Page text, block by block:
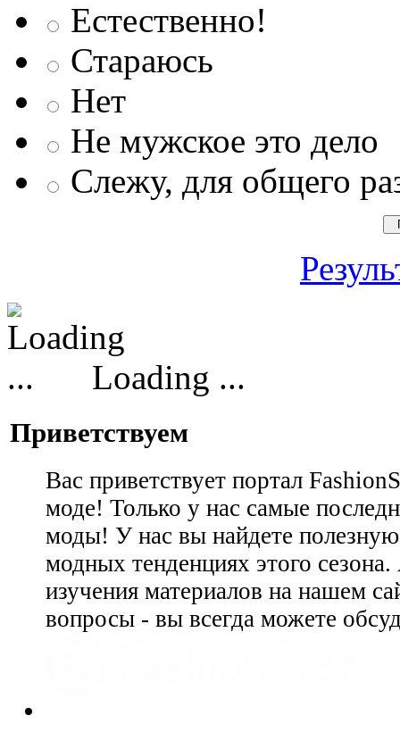
Естественно!
Стараюсь
Нет
Не мужское это дело
Слежу, для общего
Loading ...
Приветствуем
Вас приветствует портал
моде! Только у нас самые
моды! У нас вы найдете
модных тенденциях этого
изучения материалов на нашем
вопросы - вы всегда можете